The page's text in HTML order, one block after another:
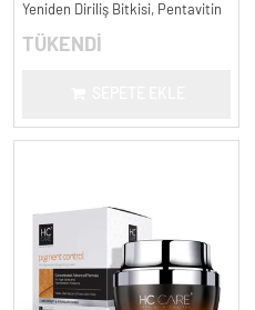
Yeniden Diriliş Bitkisi, Pentavitin
TÜKENDİ